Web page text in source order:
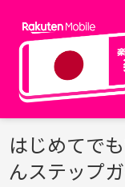
はじめてで
んステップ